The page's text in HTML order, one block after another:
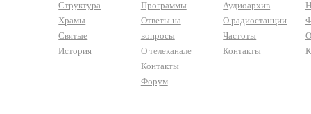
Структура
Храмы
Святые
История
Программы
Ответы на
вопросы
О телеканале
Контакты
Форум
Аудиоархив
О радиостанции
Частоты
Контакты